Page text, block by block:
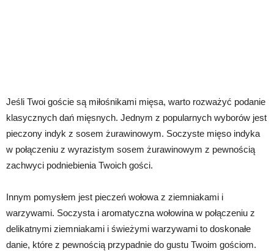
Jeśli Twoi goście są miłośnikami mięsa, warto rozważyć podanie
klasycznych dań mięsnych. Jednym z popularnych wyborów jest
pieczony indyk z sosem żurawinowym. Soczyste mięso indyka
w połączeniu z wyrazistym sosem żurawinowym z pewnością
zachwyci podniebienia Twoich gości.
Innym pomysłem jest pieczeń wołowa z ziemniakami i
warzywami. Soczysta i aromatyczna wołowina w połączeniu z
delikatnymi ziemniakami i świeżymi warzywami to doskonałe
danie, które z pewnością przypadnie do gustu Twoim gościom.